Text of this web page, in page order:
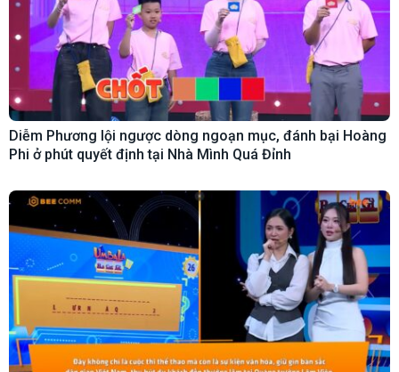
Diễm Phương lội ngược dòng ngoạn mục, đánh bại Hoàng
Phi ở phút quyết định tại Nhà Mình Quá Đỉnh